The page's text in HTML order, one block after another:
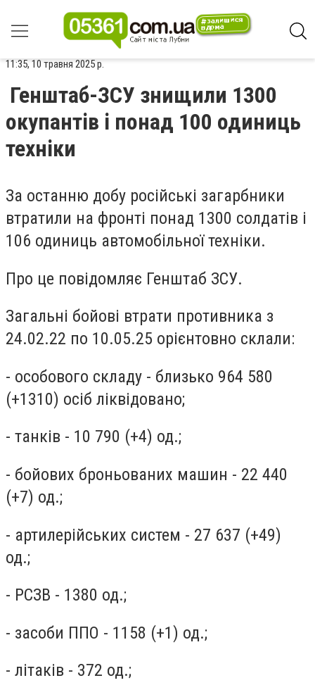
11:35, 10 травня 2025 р.
Генштаб-ЗСУ знищили 1300
окупантів і понад 100 одиниць
техніки
За останню добу російські загарбники
втратили на фронті понад 1300 солдатів і
106 одиниць автомобільної техніки.
Про це повідомляє Генштаб ЗСУ.
Загальні бойові втрати противника з
24.02.22 по 10.05.25 орієнтовно склали:
- особового складу - близько 964 580
(+1310) осіб ліквідовано;
- танків - 10 790 (+4) од.;
- бойових броньованих машин - 22 440
(+7) од.;
- артилерійських систем - 27 637 (+49)
од.;
- РСЗВ - 1380 од.;
- засоби ППО - 1158 (+1) од.;
- літаків - 372 од.;